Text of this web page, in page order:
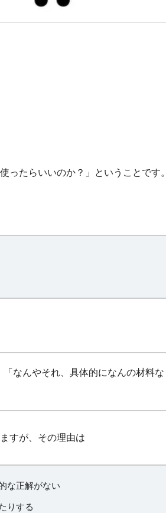
ったらいいのか？」ということです。
なんやそれ、具体的になんの材料な
すが、その理由は
な正解がない
りする